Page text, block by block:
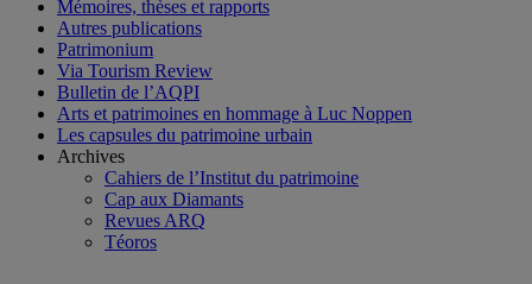
Mémoires, thèses et rapports
Autres publications
Patrimonium
Via Tourism Review
Bulletin de l’AQPI
Arts et patrimoines en hommage à Luc Noppen
Les capsules du patrimoine urbain
Archives
Cahiers de l’Institut du patrimoine
Cap aux Diamants
Revues ARQ
Téoros